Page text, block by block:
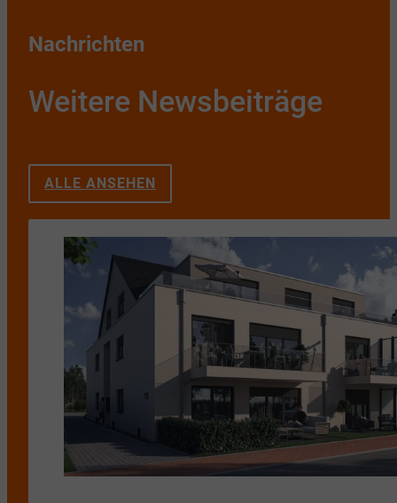
Nachrichten
Weitere Newsbeiträge
ALLE ANSEHEN